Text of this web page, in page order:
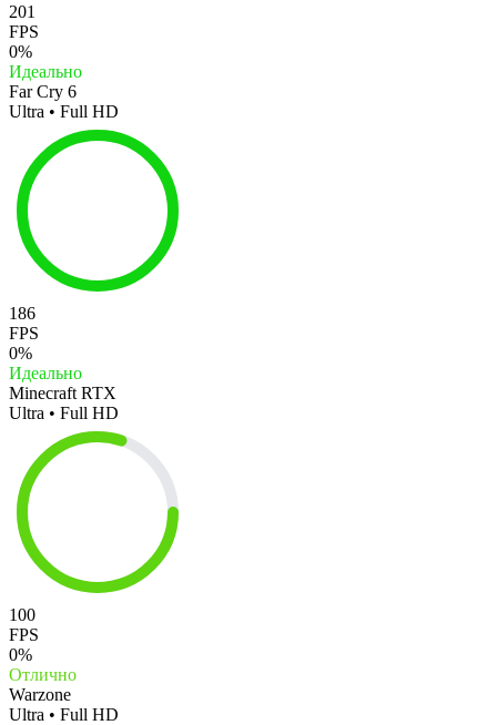
201
FPS
0%
Идеально
Far Cry 6
Ultra • Full HD
186
FPS
0%
Идеально
Minecraft RTX
Ultra • Full HD
100
FPS
0%
Отлично
Warzone
Ultra • Full HD